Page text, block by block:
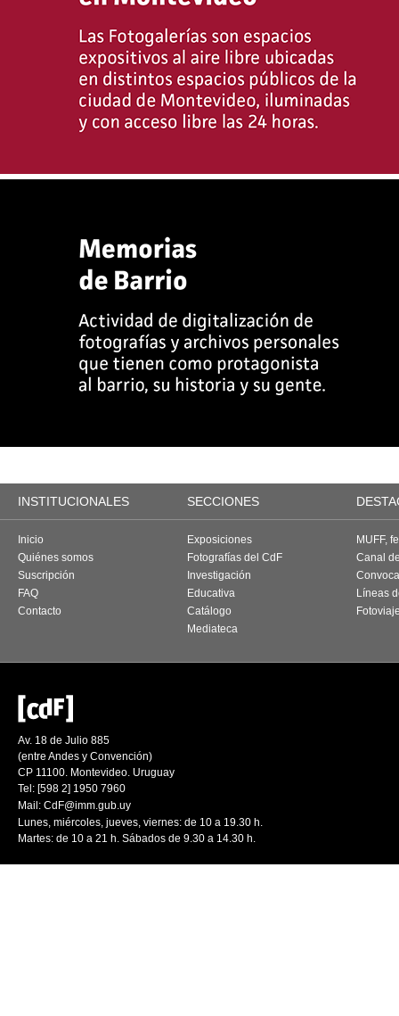
INSTITUCIONALES SECCIONES
Inicio
Quiénes somos
Suscripción
FAQ
Contacto
Exposiciones
Fotografías del CdF
Investigación
Educativa
Catálogo
Mediateca
MUFF,
Canal
Líneas
Av. 18 de Julio 885
(entre Andes y Convención)
CP 11100. Montevideo. Uruguay
Tel: [598 2] 1950 7960
Mail: CdF@imm.gub.uy
Lunes, miércoles, jueves, viernes: de 10 a 19.30 h.
Martes: de 10 a 21 h. Sábados de 9.30 a 14.30 h.